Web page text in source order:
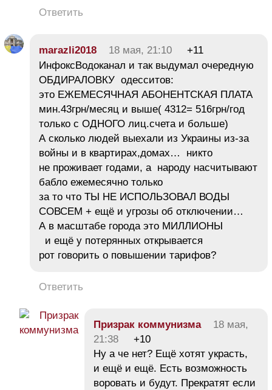
Ответить
marazli2018 18 мая, 21:10
+11
ИнфоксВодоканал и так выдумал очередную
ОБДИРАЛОВКУ одесситов:
это ЕЖЕМЕСЯЧНАЯ АБОНЕНТСКАЯ ПЛАТА
мин.43грн/месяц и выше( 4312= 516грн/год
только с ОДНОГО лиц.счета и больше)
А сколько людей выехали из Украины из-за
войны и в квартирах,домах… никто
не проживает годами, а народу насчитывают
бабло ежемесячно только
за то что ТЫ НЕ ИСПОЛЬЗОВАЛ ВОДЫ
СОВСЕМ + ещё и угрозы об отключении…
А в масштабе города это МИЛЛИОНЫ
и ещё у потерянных открывается
рот говорить о повышении тарифов?
Ответить
Призрак коммунизма
18 мая,
21:38
+10
Ну а че нет? Ещё хотят украсть,
и ещё и ещё. Есть возможность
воровать и будут. Прекратят если